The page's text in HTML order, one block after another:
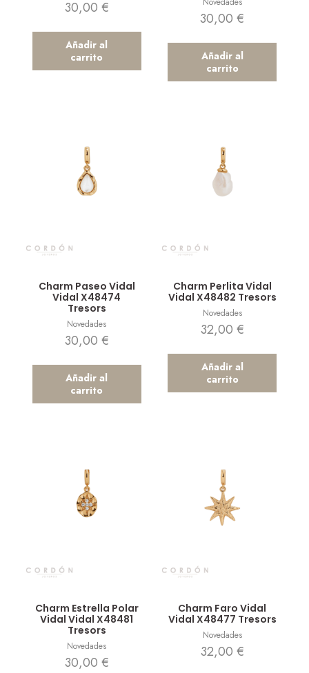
30,00 €
Añadir al
carrito
30,00€
Añadir al
carrito
Charm Paseo Vidal
Vidal X48474
Tresors
Novedades
30,00 €
Añadir al
carrito
Charm Perlita Vidal
Vidal X48482 Tresors
Novedades
32,00 €
Añadir al
carrito
Charm Estrella Polar
Vidal Vidal X48481
Tresors
Novedades
30,00 €
Charm Faro Vidal
Vidal X48477 Tresors
Novedades
32,00 €